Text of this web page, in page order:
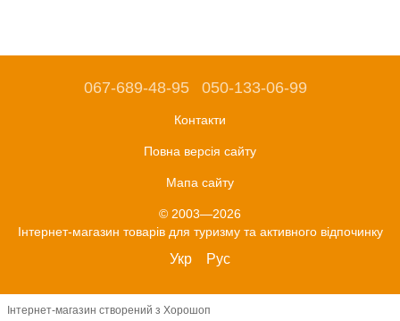
067-689-48-95 050-133-06-99
Контакти
Повна версія сайту
Мапа сайту
© 2003—2026
Інтернет-магазин товарів для туризму та активного відпочинку
Укр Рус
Інтернет-магазин створений з Хорошоп